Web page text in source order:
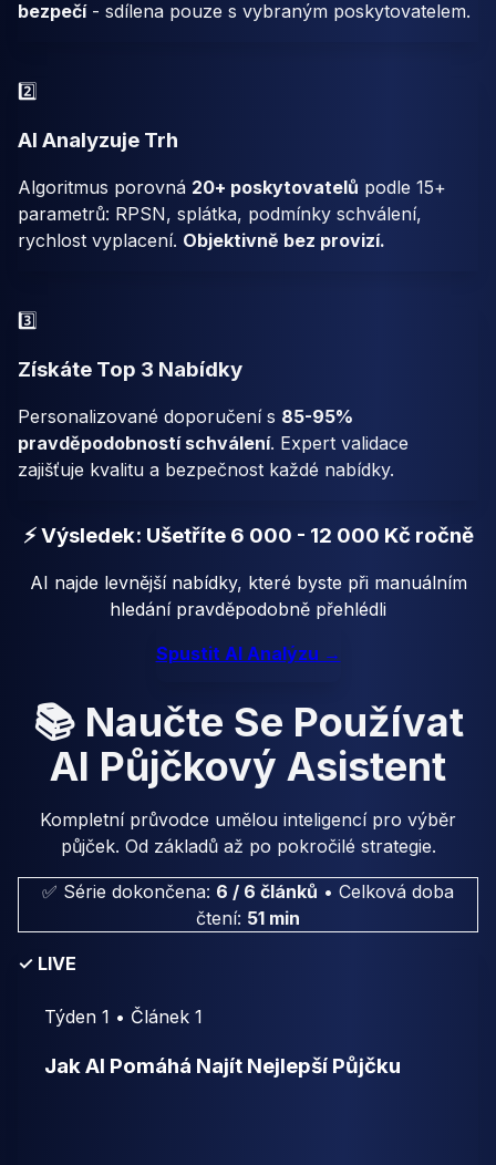
bezpečí- sdílena pouze s vybraným poskytovatelem.
2️⃣
AI Analyzuje Trh
Algoritmus porovná 20+ poskytovatelů podle 15+
parametrů: RPSN, splátka, podmínky schválení,
rychlost vyplacení. Objektivně bez provizí.
3️⃣
Získáte Top 3 Nabídky
Personalizované doporučení s 85-95%
pravděpodobností schválení. Expert validace
zajišťuje kvalitu a bezpečnost každé nabídky.
⚡ Výsledek: Ušetříte 6 000 - 12 000 Kč ročně
AI najde levnější nabídky, které byste při manuálním
hledání pravděpodobně přehlédli
Spustit AI Analýzu →
📚 Naučte Se Používat
AI Půjčkový Asistent
Kompletní průvodce umělou inteligencí pro výběr
půjček. Od základů až po pokročilé strategie.
✅ Série dokončena: 6 / 6 článků • Celková doba
čtení: 51 min
✓ LIVE
Týden 1 • Článek 1
Jak AI Pomáhá Najít Nejlepší Půjčku